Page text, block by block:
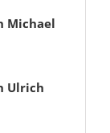
Michael
Ulrich